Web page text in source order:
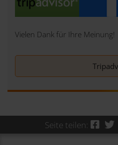
Vielen Dank für Ihre Meinung!
Seite teilen: